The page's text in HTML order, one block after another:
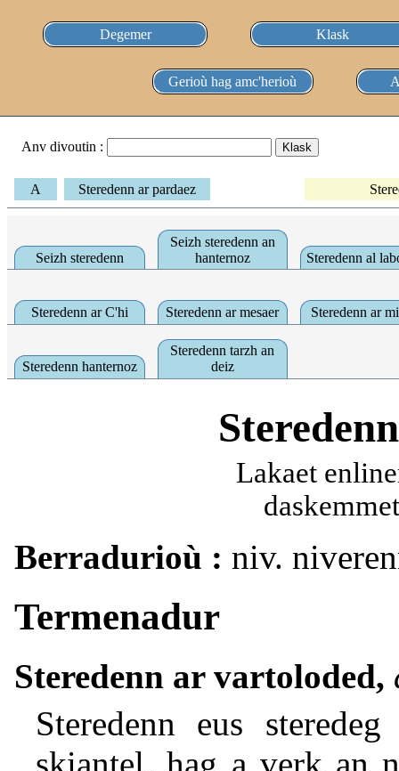
Degemer Klask
Gerioù hag amc'herioù
Anv divoutin :
A Steredenn ar pardaez
Seizh steredenn
Seizh steredenn an
hanternoz
Steredenn al
Steredenn ar C'hi Steredenn ar mesaer Steredenn ar
Steredenn hanternoz
Steredenn tarzh an
deiz
Lakaet
Berradurioù : niv.
Termenadur
Steredenn ar vartoloded,
Steredenn eus